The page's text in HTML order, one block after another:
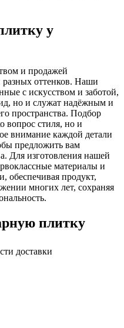
у
и продажей
разных оттенков. Наши
с искусством и заботой,
но и служат надёжным и
пространства. Подбор
вопрос стиля, но и
внимание каждой детали
предложить вам
Для изготовления нашей
материалы и
обеспечивая продукт,
многих лет, сохраняя
плитку
доставки